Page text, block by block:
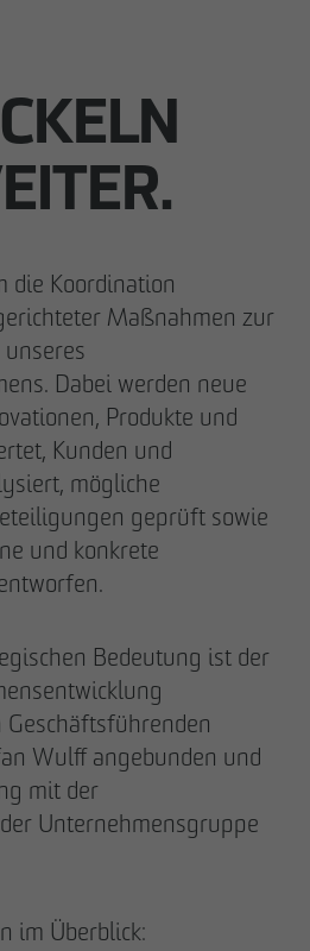
Andreas Fehervari
Philipp Pellio
die Koordination
Maßnahmen zur
Dabei werden neue
Produkte und
Kunden und
mögliche
geprüft sowie
und konkrete
Bedeutung ist der
Wulff angebunden und
mit der
Unternehmensgruppe
im Überblick: